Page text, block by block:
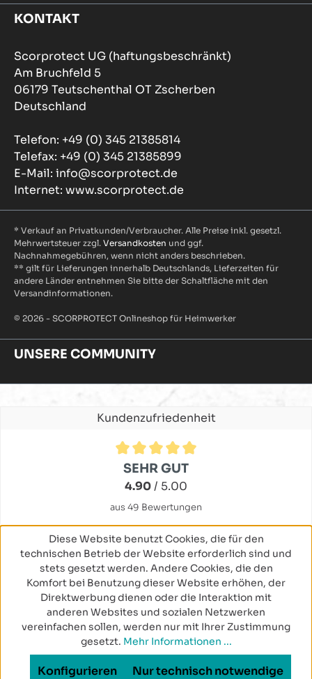
KONTAKT
Scorprotect UG (haftungsbeschränkt)
Am Bruchfeld 5
06179 Teutschenthal OT Zscherben
Deutschland
Telefon: +49 (0) 345 21385814
Telefax: +49 (0) 345 21385899
E-Mail: info@scorprotect.de
Internet: www.scorprotect.de
* Verkauf an Privatkunden/Verbraucher. Alle Preise inkl. gesetzl.
Mehrwertsteuer zzgl. Versandkosten und ggf.
Nachnahmegebühren, wenn nicht anders beschrieben.
** gilt für Lieferungen innerhalb Deutschlands, Lieferzeiten für
andere Länder entnehmen Sie bitte der Schaltfläche mit den
Versandinformationen.
© 2026 - SCORPROTECT Onlineshop für Heimwerker
UNSERE COMMUNITY
Kundenzufriedenheit
Durchschnittliche Bewertung von 4.9 von 5 Sternen
SEHR GUT
4.90/ 5.00
aus 49 Bewertungen
Diese Website benutzt Cookies, die für den
technischen Betrieb der Website erforderlich sind und
stets gesetzt werden. Andere Cookies, die den
Komfort bei Benutzung dieser Website erhöhen, der
Direktwerbung dienen oder die Interaktion mit
anderen Websites und sozialen Netzwerken
vereinfachen sollen, werden nur mit Ihrer Zustimmung
gesetzt. Mehr Informationen ...
Nur technisch notwendige
Konfigurieren